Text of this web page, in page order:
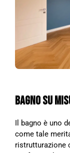
BAGNO SU
Il bagno è uno
come tale
ristrutturazione